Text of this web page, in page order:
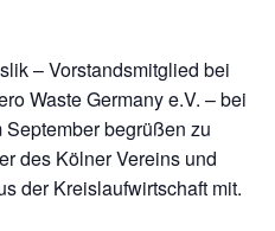
– Vorstandsmitglied bei
Waste Germany e.V. – bei
begrüßen zu
des Kölner Vereins und
der Kreislaufwirtschaft mit.